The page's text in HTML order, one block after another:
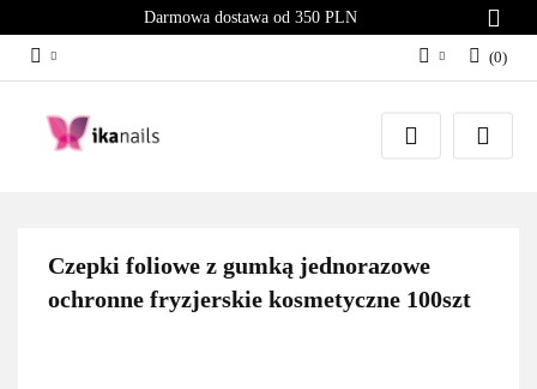
Darmowa dostawa od 350 PLN
Zaloguj się
Załóż konto
(0)
Czepki foliowe z gumką jednorazowe
ochronne fryzjerskie kosmetyczne 100szt